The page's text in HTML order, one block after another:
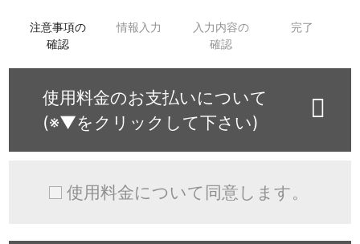
注意事項の
確認
情報入力
入力内容の
確認
完了
使用料金のお支払いについて
(※▼をクリックして下さい)
使用料金について同意します。